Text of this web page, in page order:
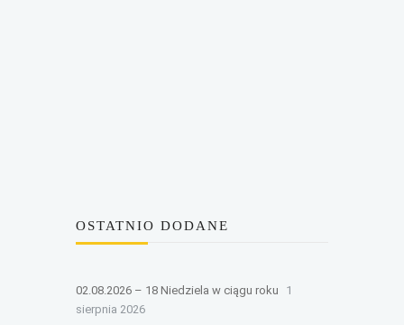
OSTATNIO DODANE
02.08.2026 – 18 Niedziela w ciągu roku
1
sierpnia 2026